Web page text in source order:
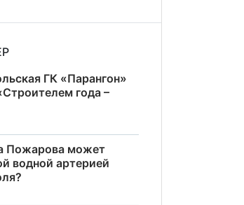
ГК «Парангон»
года –
Пожарова может
водной артерией